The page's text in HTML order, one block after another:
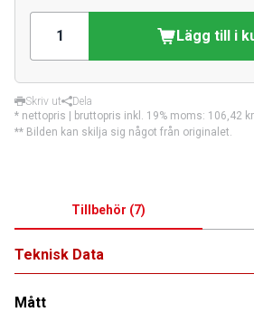
Lägg till i
Skriv ut
Dela
* nettopris | bruttopris inkl. 19% moms: 106,42 kr
** Bilden kan skilja sig något från originalet.
Tillbehör (7)
Teknisk Data
Mått